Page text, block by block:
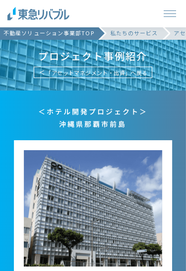
不動産ソリューション事業部TOP 私たちのサービス ア
プロジェクト事例紹介
「アセットマネジメント・出資」ヘ戻る
＜ホテル開発プロジェクト＞
沖縄県那覇市前島